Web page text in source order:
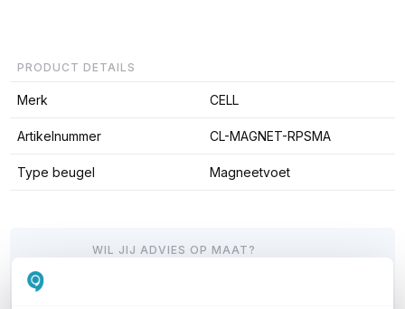
PRODUCT DETAILS
Merk CELL
Artikelnummer CL-MAGNET-RPSMA
Type beugel Magneetvoet
WIL JIJ ADVIES OP MAAT?